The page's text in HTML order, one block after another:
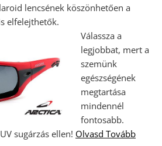
lencsének köszönhetően a
elfelejthetők.
Válassza a
legjobbat, mert a
szemünk
egészségének
megtartása
mindennél
fontosabb.
sugárzás ellen! Olvasd Tovább